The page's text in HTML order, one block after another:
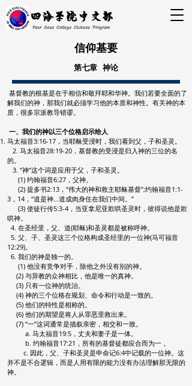
四海学院中文部
Four Seas College Chinese Program
​信仰基要
第七章 神论
基督教的根基是在于相信和敬拜耶和华神。我们若要全面的了
解我们的神，那我们就必须学习他的本质和神性。有关神的本
质，很多宗派教导错谬。
一、我们的神以三个位格启示给人
马太福音3:16-17，当耶稣受浸时，我们看到父，子和圣灵。
2. 马太福音28:19-20，基督教的受浸是归入神的三位的名
的。
3. “神”这个词是应用于父，子和圣灵。
(1) 约翰福音6:27，父神。
(2) 提多书2:13，“伟大的神和救主耶稣基督”;约翰福音1:1-
3，14，“道是神…道成肉身住在我们中间。”
(3) 使徒行传5:3-4，当亚拿尼亚欺哄圣灵时，彼得说他是欺
哄神。
4. 在圣经里，父、道(耶稣)和圣灵都是被称呼神。
5. 父、子、圣灵这三个位格构成圣经里的一位神(马可福音
12:29)。
6. 我们的神是独一的。
(1) 他没有竞争对手，除他之外没有别的神。
(2) 与异教的众神相比，他是唯一的真神。
(3) 只有一位神的统治。
(4) 神的三个位格在规划、命令和行动是一致的。
(5) 他们的特性是相称的。
(6) 他们的期望是将人从罪恶里救出来。
(7) “一”这词通常是描叙亲密，相交和一致。
a. 马太福音19:5，丈夫和妻子是一体。
b. 约翰福音17:21，所有的基督徒都应合而为一 。
c. 因此，父、子和圣灵是申命记6:4中记载的一位神。这
并不是不合逻辑，而是人用有限的能力没有办法理解那无限的
神。